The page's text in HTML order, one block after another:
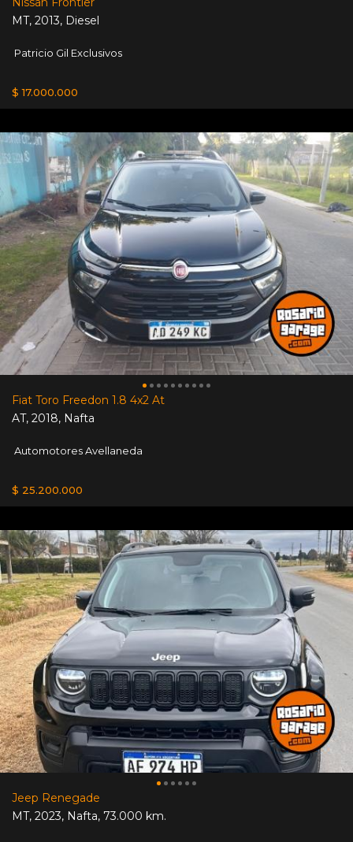
MT, 2013, Diesel
Patricio Gil Exclusivos
$ 17.000.000
Fiat Toro Freedon 1.8 4x2 At
AT, 2018, Nafta
Automotores Avellaneda
$ 25.200.000
Jeep Renegade
MT, 2023, Nafta, 73.000 km.